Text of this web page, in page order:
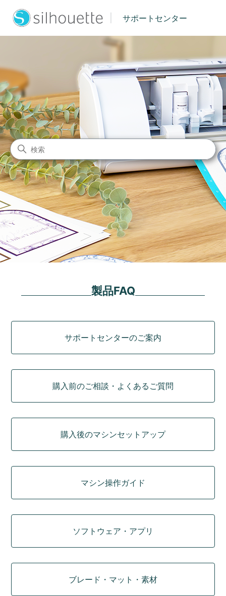
サポートセンター
シルエットジャパン サポート
検索
製品FAQ
サポートセンターのご案内
購入前のご相談・よくあるご質問
購入後のマシンセットアップ
マシン操作ガイド
ソフトウェア・アプリ
ブレード・マット・素材